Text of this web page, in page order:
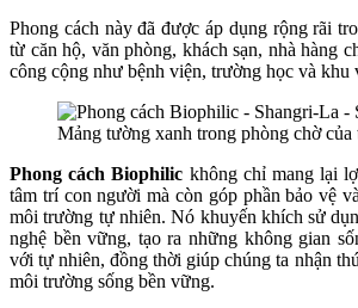
Phong cách này đã được áp dụng rộng rãi
từ căn hộ, văn phòng, khách sạn, nhà hàng
công cộng như bệnh viện, trường học và khu
Mảng tường xanh trong phòng chờ
Phong cách Biophilic không chỉ mang lại
tâm trí con người mà còn góp phần bảo vệ
môi trường tự nhiên. Nó khuyến khích sử
nghệ bền vững, tạo ra những không gian
với tự nhiên, đồng thời giúp chúng ta nhận
môi trường sống bền vững.